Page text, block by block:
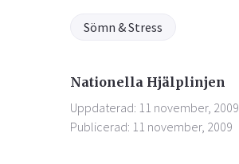
Sömn & Stress
Nationella Hjälplinjen
Uppdaterad: 11 november, 2009
Publicerad: 11 november, 2009